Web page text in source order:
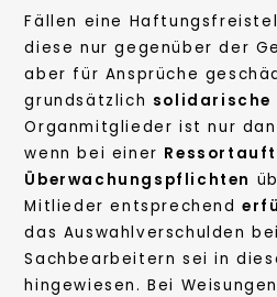
Fällen eine
diese nur gegenüber der
aber für Ansprüche
grundsätzlich solidarische
Organmitglieder ist nur
wenn bei einer
Überwachungspflichten
Mitlieder entsprechend
das Auswahlverschulden
Sachbearbeitern sei in
hingewiesen. Bei